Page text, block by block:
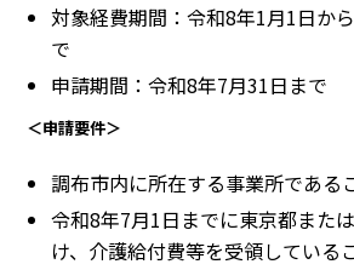
対象経費期間：令和8年1月1日か
で
申請期間：令和8年7月31日まで
＜申請要件＞
調布市内に所在する事業所である
令和8年7月1日までに東京都また
け、介護給付費等を受領している